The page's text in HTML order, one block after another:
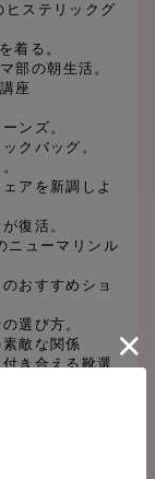
ステリックグ
着る。
部の朝生活。
座
ンズ。
クバッグ。
アを新調しよ
復活。
ューマリンル
おすすめショ
選び方。
敵な関係
き合える靴選
ダル
爽快なスター